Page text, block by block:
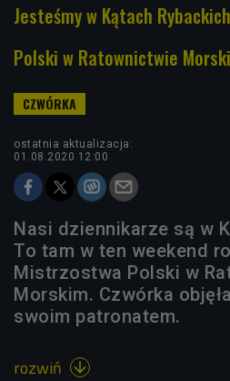
Jesteśmy w Kątach
Polski w Ratownictwie
ostatnia aktualizacja:
01.08.2020 12:00
Nasi dziennikarze są w
To tam w ten weekend
Mistrzostwa Polski w
Morskim. Czwórka
swoim patronatem.
rozwiń 